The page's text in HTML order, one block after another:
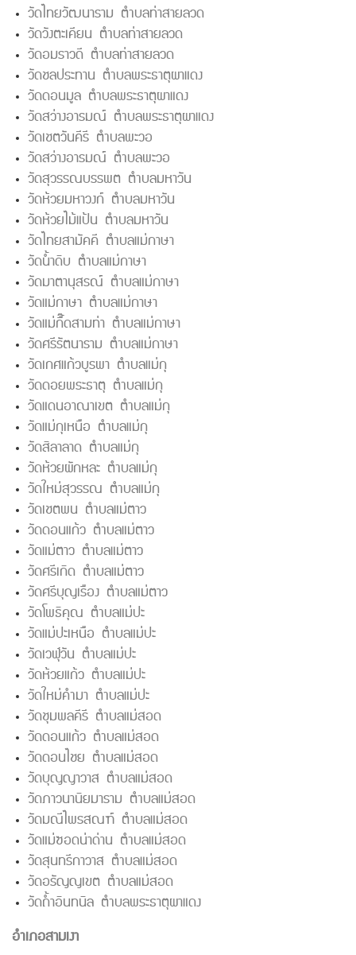
วัดไทยวัฒนาราม ตำบลท่าสายลวด
วัดวังตะเคียน ตำบลท่าสายลวด
วัดอมราวดี ตำบลท่าสายลวด
วัดชลประทาน ตำบลพระธาตุผาแดง
วัดดอนมูล ตำบลพระธาตุผาแดง
วัดสว่างอารมณ์ ตำบลพระธาตุผาแดง
วัดเชตวันคีรี ตำบลพะวอ
วัดสว่างอารมณ์ ตำบลพะวอ
วัดสุวรรณบรรพต ตำบลมหาวัน
วัดห้วยมหาวงก์ ตำบลมหาวัน
วัดห้วยไม้แป้น ตำบลมหาวัน
วัดไทยสามัคคี ตำบลแม่กาษา
วัดน้ำดิบ ตำบลแม่กาษา
วัดมาตานุสรณ์ ตำบลแม่กาษา
วัดแม่กาษา ตำบลแม่กาษา
วัดแม่กื๊ดสามท่า ตำบลแม่กาษา
วัดศรีรัตนาราม ตำบลแม่กาษา
วัดเกศแก้วบูรพา ตำบลแม่กุ
วัดดอยพระธาตุ ตำบลแม่กุ
วัดแดนอาณาเขต ตำบลแม่กุ
วัดแม่กุเหนือ ตำบลแม่กุ
วัดสิลาลาด ตำบลแม่กุ
วัดห้วยผักหละ ตำบลแม่กุ
วัดใหม่สุวรรณ ตำบลแม่กุ
วัดเชตพน ตำบลแม่ตาว
วัดดอนแก้ว ตำบลแม่ตาว
วัดแม่ตาว ตำบลแม่ตาว
วัดศรีเกิด ตำบลแม่ตาว
วัดศรีบุญเรือง ตำบลแม่ตาว
วัดโพธิคุณ ตำบลแม่ปะ
วัดแม่ปะเหนือ ตำบลแม่ปะ
วัดเวฬุวัน ตำบลแม่ปะ
วัดห้วยแก้ว ตำบลแม่ปะ
วัดใหม่คำมา ตำบลแม่ปะ
วัดชุมพลคีรี ตำบลแม่สอด
วัดดอนแก้ว ตำบลแม่สอด
วัดดอนไชย ตำบลแม่สอด
วัดบุญญาวาส ตำบลแม่สอด
วัดภาวนานิยมาราม ตำบลแม่สอด
วัดมณีไพรสณฑ์ ตำบลแม่สอด
วัดแม่ซอดน่าด่าน ตำบลแม่สอด
วัดสุนทรีกาวาส ตำบลแม่สอด
วัดอรัญญเขต ตำบลแม่สอด
วัดถ้ำอินทนิล ตำบลพระธาตุผาแดง
อำเภอสามเงา